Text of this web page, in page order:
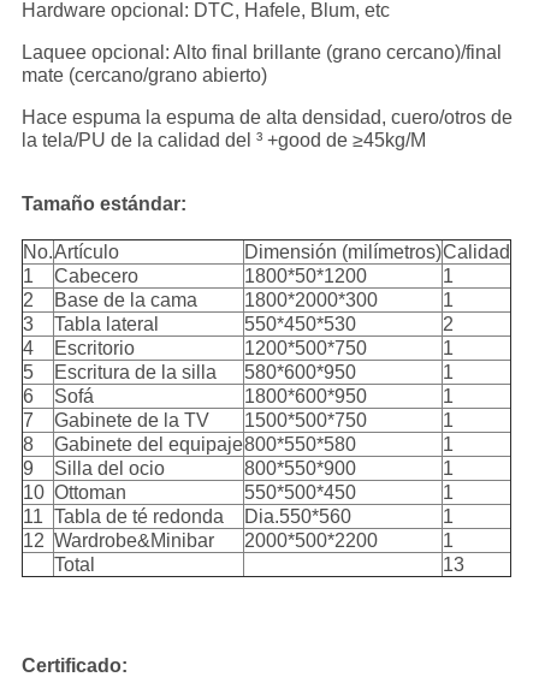
Hardware opcional: DTC, Hafele, Blum, etc
Laquee opcional: Alto final brillante (grano cercano)/final
mate (cercano/grano abierto)
Hace espuma la espuma de alta densidad, cuero/otros de
la tela/PU de la calidad del ³ +good de ≥45kg/M
Tamaño estándar:
No.Artículo Dimensión (milímetros)Calidad
1
Cabecero 1800*50*1200
1
2
Base de la cama 1800*2000*300
1
3
Tabla lateral 550*450*530
2
4
Escritorio 1200*500*750
1
5
Escritura de la silla 580*600*950
1
6
Sofá 1800*600*950
1
7
Gabinete de la TV 1500*500*750
1
8
Gabinete del equipaje800*550*580
1
9
Silla del ocio 800*550*900
1
10 Ottoman 550*500*450
1
11 Tabla de té redonda Dia.550*560
1
12 Wardrobe&Minibar 2000*500*2200
1
Total
13
Certificado: